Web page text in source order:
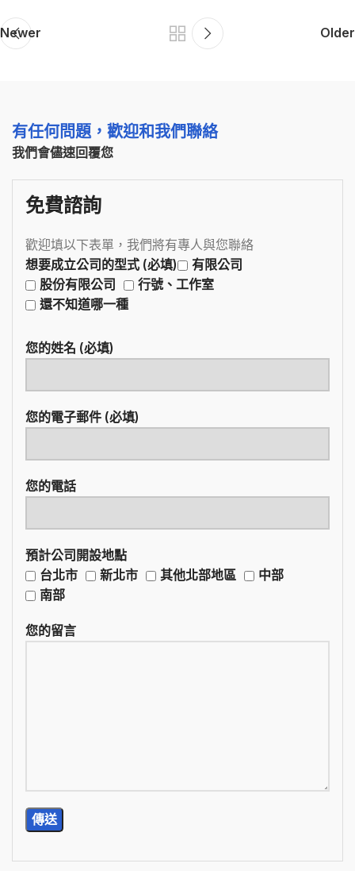
Newer Older
有任何問題，歡迎和我們聯絡
我們會儘速回覆您
免費諮詢
歡迎填以下表單，我們將有專人與您聯絡
想要成立公司的型式 (必填)
有限公司
股份有限公司
行號、工作室
還不知道哪一種
您的姓名 (必填)
您的電子郵件 (必填)
您的電話
預計公司開設地點
台北市
新北市 其他北部地區
中部
南部
您的留言